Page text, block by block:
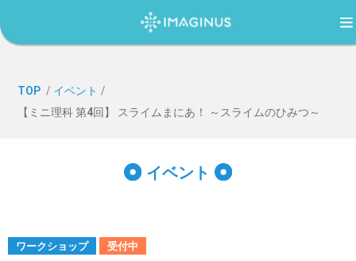
TOP
過ごし方ガイド
TOP / イベント /
【ミニ理科 第4回】 スライムまにあ！ ～スライムのひみつ～
イベント
ワークショップ 受付中